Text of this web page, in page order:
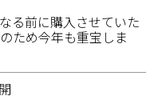
る前に購入させていた
ため今年も重宝しま